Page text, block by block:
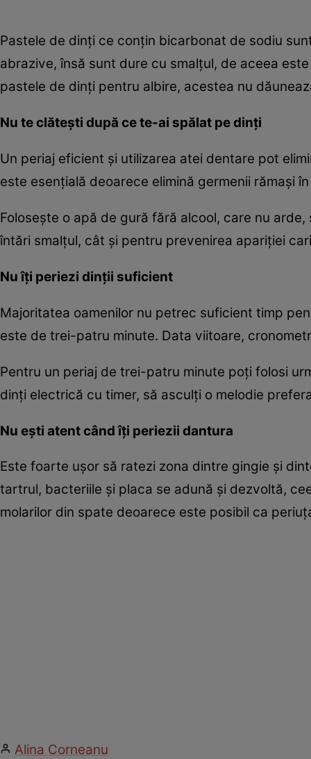
Pastele de dinţi ce conţin bicarbonat de sodiu
abrazive, însă sunt dure cu smalţul, de aceea
pastele de dinţi pentru albire, acestea nu
Nu te clăteşti după ce te-ai spălat pe dinţi
Un periaj eficient şi utilizarea atei dentare pot
este esenţială deoarece elimină germenii rămaşi
Foloseşte o apă de gură fără alcool, care nu
întări smalţul, cât şi pentru prevenirea apariţiei
Nu îţi periezi dinţii suficient
Majoritatea oamenilor nu petrec suficient timp
este de trei-patru minute. Data viitoare,
Pentru un periaj de trei-patru minute poţi folosi
dinţi electrică cu timer, să asculţi o melodie
Nu eşti atent când îţi periezii dantura
Este foarte uşor să ratezi zona dintre gingie şi
tartrul, bacteriile şi placa se adună şi dezvoltă,
molarilor din spate deoarece este posibil ca
Alina Corneanu